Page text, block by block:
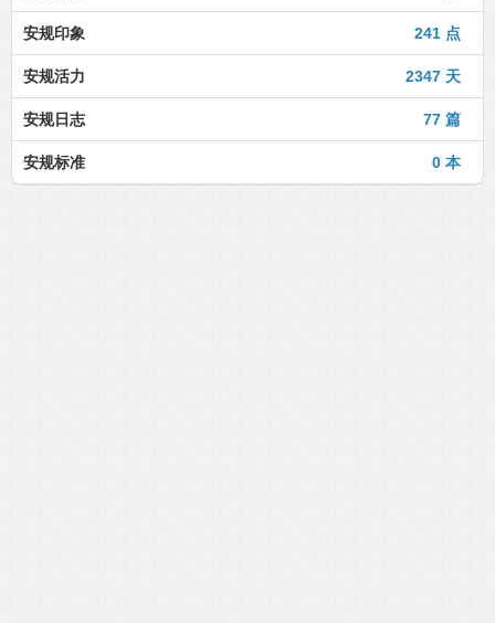
241 点
安规印象
2347 天
安规活力
77 篇
安规日志
0 本
安规标准